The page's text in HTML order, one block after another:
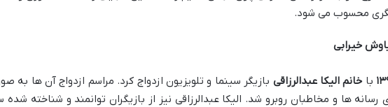
محسوب می شود.
خیرابی
با خانم الیکا عبدالرزاقی بازیگر سینما و تلویزیون ازدواج کرد. مراسم ازدواج آن ها به
ها و مخاطبان روبرو شد. الیکا عبدالرزاقی نیز از بازیگران توانمند و شناخته